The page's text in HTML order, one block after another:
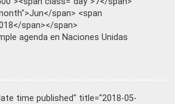
span> <span
span></span>
agenda en Naciones Unidas
time published" title="2018-05-